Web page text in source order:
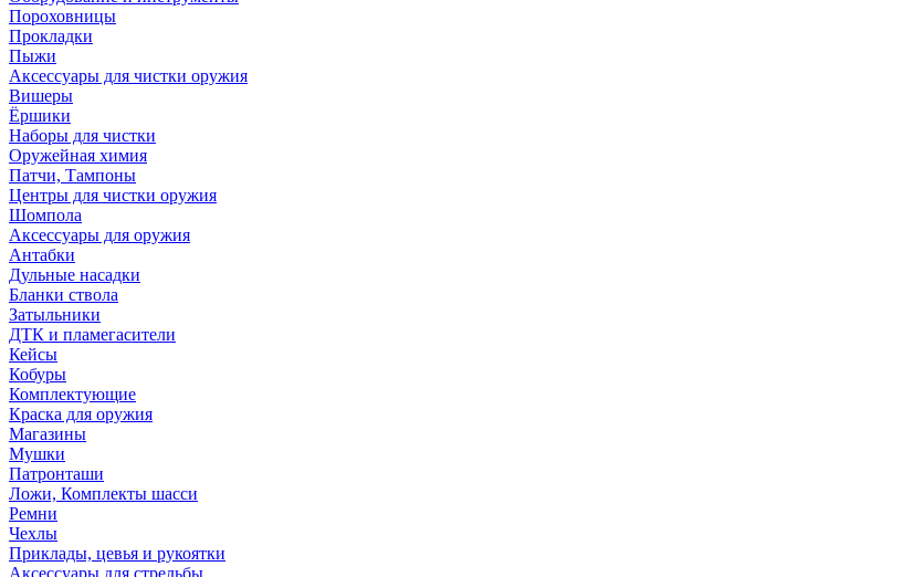
Пороховницы
Прокладки
Пыжи
Аксессуары для чистки оружия
Вишеры
Ёршики
Наборы для чистки
Оружейная химия
Патчи, Тампоны
Центры для чистки оружия
Шомпола
Аксессуары для оружия
Антабки
Дульные насадки
Бланки ствола
Затыльники
ДТК и пламегасители
Кейсы
Кобуры
Комплектующие
Краска для оружия
Магазины
Мушки
Патронташи
Ложи, Комплекты шасси
Ремни
Чехлы
Приклады, цевья и рукоятки
Аксессуары для стрельбы